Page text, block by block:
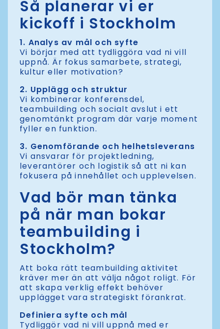
Så planerar vi er
kickoff i Stockholm
1. Analys av mål och syfte
Vi börjar med att tydliggöra vad ni vill
uppnå. Är fokus samarbete, strategi,
kultur eller motivation?
2. Upplägg och struktur
Vi kombinerar konferensdel,
teambuilding och socialt avslut i ett
genomtänkt program där varje moment
fyller en funktion.
3. Genomförande och helhetsleverans
Vi ansvarar för projektledning,
leverantörer och logistik så att ni kan
fokusera på innehållet och upplevelsen.
Vad bör man tänka
på när man bokar
teambuilding i
Stockholm?
Att boka rätt teambuilding aktivitet
kräver mer än att välja något roligt. För
att skapa verklig effekt behöver
upplägget vara strategiskt förankrat.
Definiera syfte och mål
Tydliggör vad ni vill uppnå med er